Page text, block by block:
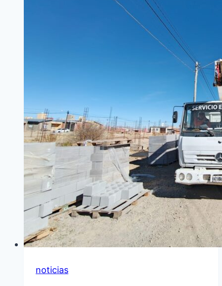
POSIBLE
LA
OBRA
noticias